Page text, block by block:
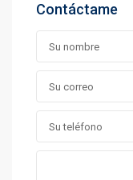
Contáctame